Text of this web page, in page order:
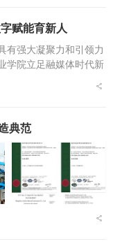
赋能育新人
强大凝聚力和引领力
学院立足融媒体时代新
能、实践育人等方面
典范